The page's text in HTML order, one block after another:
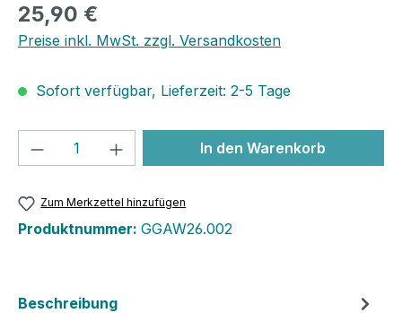
25,90 €
Preise inkl. MwSt. zzgl. Versandkosten
Sofort verfügbar, Lieferzeit: 2-5 Tage
Produkt Anzahl: Gib denIn den Warenkorb
Zum Merkzettel hinzufügen
Produktnummer: GGAW26.002
Beschreibung